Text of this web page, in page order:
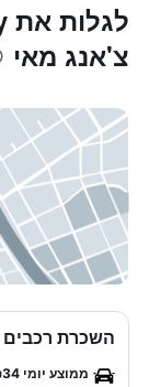
צ'אנג מאי
השכרת רכבים
ממוצע יומי ₪34